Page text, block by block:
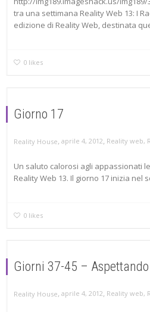
tra una settimana Reality Web 13: I
edizione di Reality Web, destinata
0 likes
Giorno 17
Reality House, aprile 4, 2012, Reality web,
Un saluto calorosi agli appassionati
Reality Web 13. Il giorno 17 inizia nel
0 likes
Giorni 37-45 –
Reality House, aprile 4, 2012, Reality web,